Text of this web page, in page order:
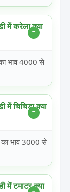
करेला क्या
भाव 4000 से
चिचिड़ा क्या
भाव 3000 से
टमाटर क्या